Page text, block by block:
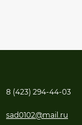
8 (423) 294-44-03
sad0102@mail.ru